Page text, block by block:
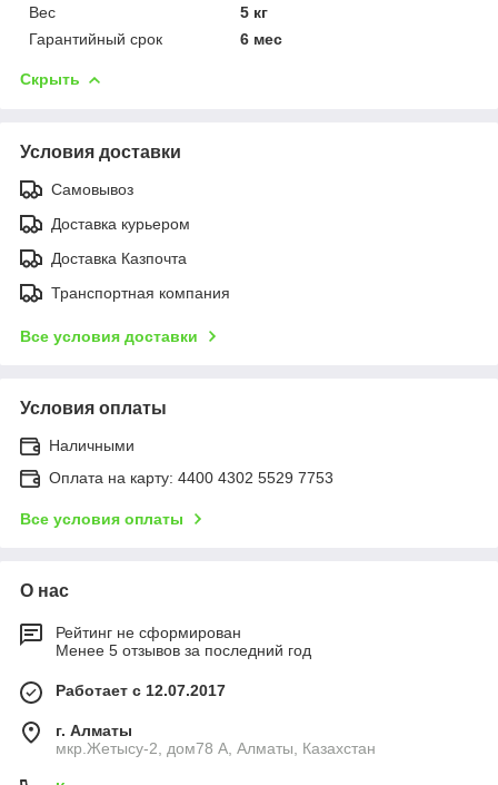
Вес
5 кг
Гарантийный срок
6 мес
Скрыть
Условия доставки
Самовывоз
Доставка курьером
Доставка Казпочта
Транспортная компания
Все условия доставки
Условия оплаты
Наличными
Оплата на карту: 4400 4302 5529 7753
Все условия оплаты
О нас
Рейтинг не сформирован
Менее 5 отзывов за последний год
Работает с 12.07.2017
г. Алматы
мкр.Жетысу-2, дом78 А, Алматы, Казахстан